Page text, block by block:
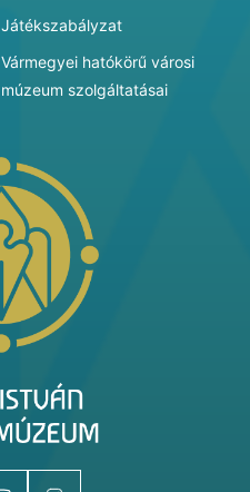
Játékszabályzat
Vármegyei hatókörű városi
múzeum szolgáltatásai